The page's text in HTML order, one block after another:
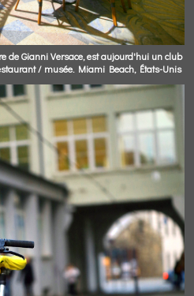
de Gianni Versace, est aujourd'hui un club
/ musée. Miami Beach, États-Unis